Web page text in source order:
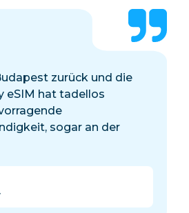
zurück und die
eSIM hat tadellos
sogar an der